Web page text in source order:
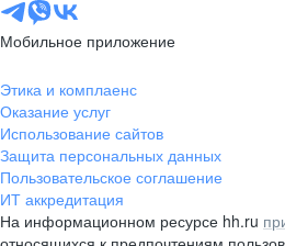
Мобильное приложение
Этика и комплаенс
Оказание услуг
Использование сайтов
Защита персональных данных
Пользовательское соглашение
ИТ аккредитация
На информационном ресурсе hh.ru